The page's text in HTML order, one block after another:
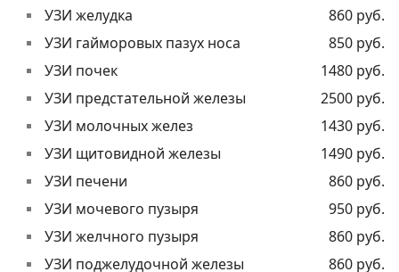
УЗИ желудка
860 руб.
УЗИ гайморовых пазух носа
850 руб.
УЗИ почек
1480 руб.
УЗИ предстательной железы
2500 руб.
УЗИ молочных желез
1430 руб.
УЗИ щитовидной железы
1490 руб.
УЗИ печени
860 руб.
УЗИ мочевого пузыря
950 руб.
УЗИ желчного пузыря
860 руб.
УЗИ поджелудочной железы
860 руб.